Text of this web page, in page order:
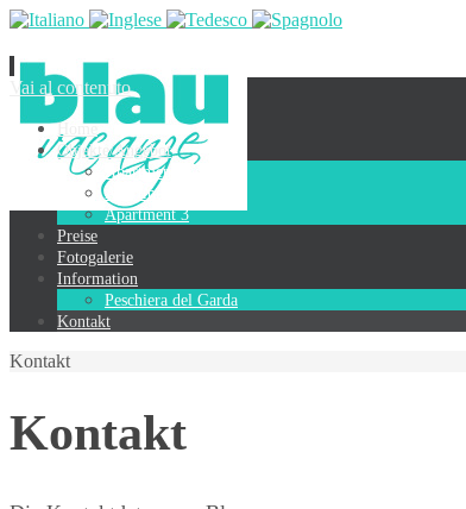
Vai al contenuto
Home
Objekte/Angebot
Apartment 1
Apartment 2
Apartment 3
Preise
Fotogalerie
Information
Peschiera del Garda
Kontakt
Kontakt
Kontakt